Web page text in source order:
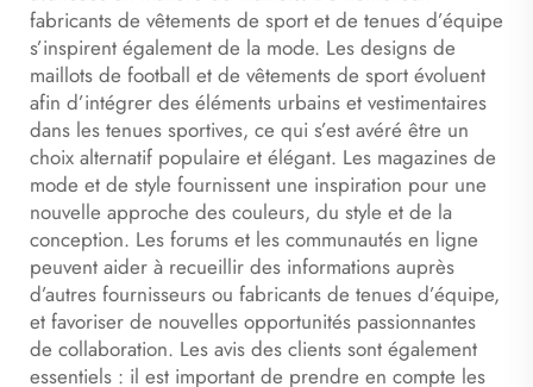
fabricants de vêtements de sport et de tenues d’équipe
s’inspirent également de la mode. Les designs de
maillots de football et de vêtements de sport évoluent
afin d’intégrer des éléments urbains et vestimentaires
dans les tenues sportives, ce qui s’est avéré être un
choix alternatif populaire et élégant. Les magazines de
mode et de style fournissent une inspiration pour une
nouvelle approche des couleurs, du style et de la
conception. Les forums et les communautés en ligne
peuvent aider à recueillir des informations auprès
d’autres fournisseurs ou fabricants de tenues d’équipe,
et favoriser de nouvelles opportunités passionnantes
de collaboration. Les avis des clients sont également
essentiels : il est important de prendre en compte les